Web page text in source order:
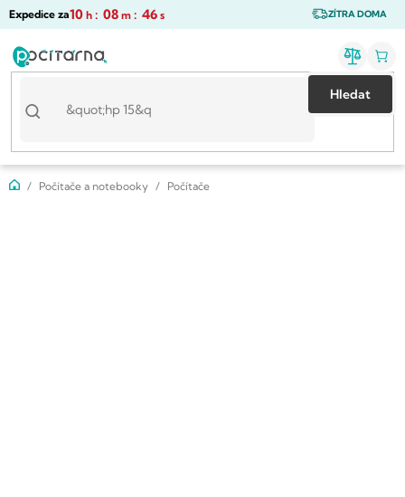
Přejít
ZÍTRA DOMA
Expedice za10 h : 08 m : 45 s
Hledat
DomůPočítače a notebooky Počítače